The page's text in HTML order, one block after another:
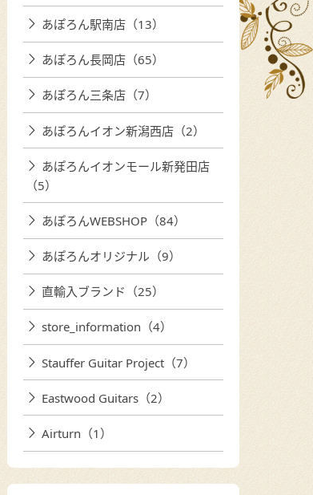
あぽろん駅南店（13）
あぽろん長岡店（65）
あぽろん三条店（7）
あぽろんイオン新潟西店（2）
あぽろんイオンモール新発田店
（5）
あぽろんWEBSHOP（84）
あぽろんオリジナル（9）
直輸入ブランド（25）
store_information（4）
Stauffer Guitar Project（7）
Eastwood Guitars（2）
Airturn（1）